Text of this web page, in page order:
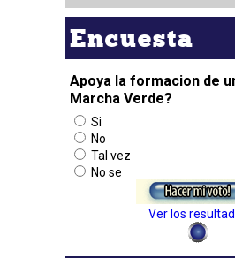
Encuesta
Apoya la formacion de
Marcha Verde?
Si
No
Tal vez
No se
Ver los